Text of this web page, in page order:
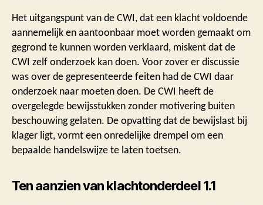
Het uitgangspunt van de CWI, dat een klacht voldoende
aannemelijk en aantoonbaar moet worden gemaakt om
gegrond te kunnen worden verklaard, miskent dat de
CWI zelf onderzoek kan doen. Voor zover er discussie
was over de gepresenteerde feiten had de CWI daar
onderzoek naar moeten doen. De CWI heeft de
overgelegde bewijsstukken zonder motivering buiten
beschouwing gelaten. De opvatting dat de bewijslast bij
klager ligt, vormt een onredelijke drempel om een
bepaalde handelswijze te laten toetsen.
Ten aanzien van klachtonderdeel 1.1